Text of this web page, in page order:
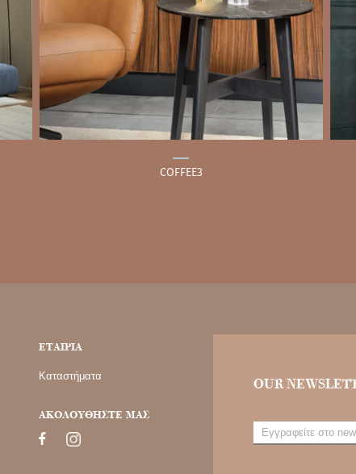
COFFEE3
ΕΤΑΙΡΙΑ
Καταστήματα
ΑΚΟΛΟΥΘΗΣΤΕ ΜΑΣ
OUR